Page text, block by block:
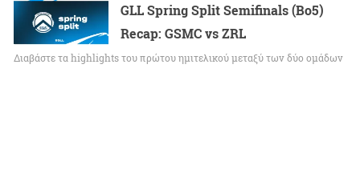
GLL Spring Split Semifinals (Bo5)
Recap: GSMC vs ZRL
Διαβάστε τα highlights του πρώτου ημιτελικού μεταξύ των δύο ομάδων